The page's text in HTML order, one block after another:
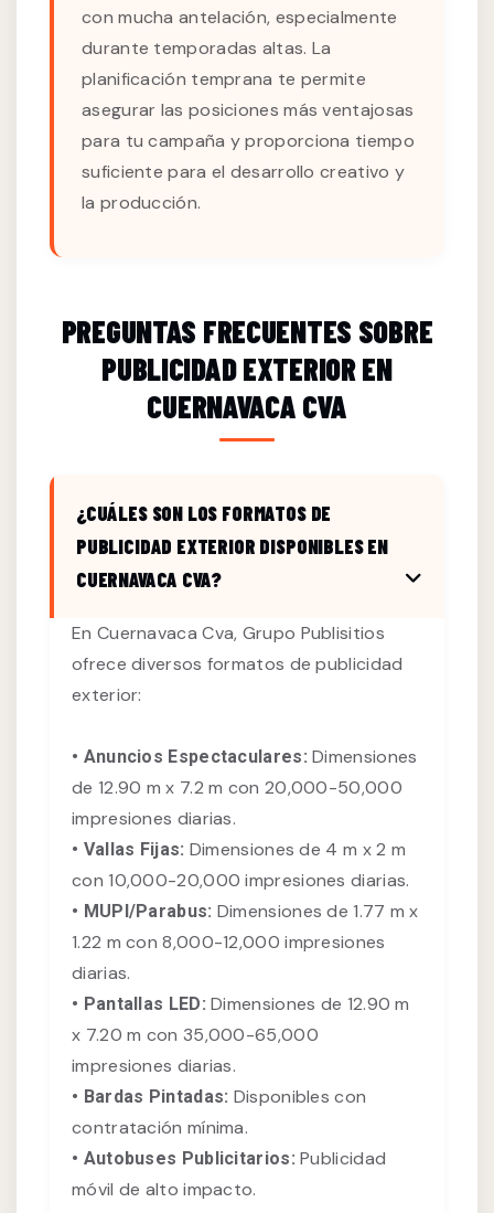
con mucha antelación, especialmente
durante temporadas altas. La
planificación temprana te permite
asegurar las posiciones más ventajosas
para tu campaña y proporciona tiempo
suficiente para el desarrollo creativo y
la producción.
PREGUNTAS FRECUENTES SOBRE
PUBLICIDAD EXTERIOR EN
CUERNAVACA CVA
¿CUÁLES SON LOS FORMATOS DE
PUBLICIDAD EXTERIOR DISPONIBLES EN
CUERNAVACA CVA?
En Cuernavaca Cva, Grupo Publisitios
ofrece diversos formatos de publicidad
exterior:
• Anuncios Espectaculares: Dimensiones
de 12.90 m x 7.2 m con 20,000-50,000
impresiones diarias.
• Vallas Fijas: Dimensiones de 4 m x 2 m
con 10,000-20,000 impresiones diarias.
• MUPI/Parabus: Dimensiones de 1.77 m x
1.22 m con 8,000-12,000 impresiones
diarias.
• Pantallas LED: Dimensiones de 12.90 m
x 7.20 m con 35,000-65,000
impresiones diarias.
• Bardas Pintadas: Disponibles con
contratación mínima.
• Autobuses Publicitarios: Publicidad
móvil de alto impacto.